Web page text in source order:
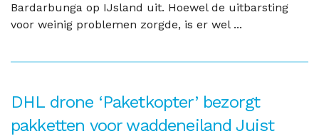
Bardarbunga op IJsland uit. Hoewel de uitbarsting
voor weinig problemen zorgde, is er wel ...
DHL drone ‘Paketkopter’ bezorgt
pakketten voor waddeneiland Juist